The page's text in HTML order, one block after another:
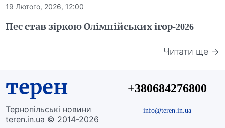
19 Лютого, 2026, 12:00
Пес став зіркою Олімпійських ігор-2026
Читати ще →
терен
Тернопільські новини
teren.in.ua © 2014-2026
+380684276800
info@teren.in.ua